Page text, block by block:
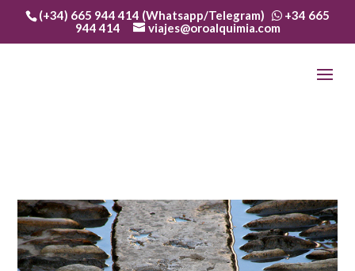
(+34) 665 944 414 (Whatsapp/Telegram)
+34 665
944 414
viajes@oroalquimia.com